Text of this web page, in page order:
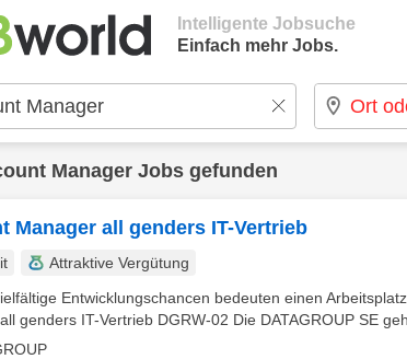
Intelligente Jobsuche
Einfach mehr Jobs.
Manager Jobs gefunden
Manager all genders IT-Vertrieb
Attraktive Vergütung
Entwicklungschancen bedeuten einen
genders IT-Vertrieb DGRW-02 Die DATAGROUP SE